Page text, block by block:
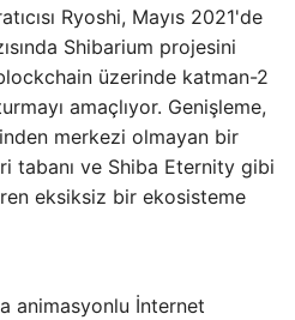
Ryoshi, Mayıs 2021'de
Shibarium projesini
üzerinde katman-2
amaçlıyor. Genişleme,
merkezi olmayan bir
tabanı ve Shiba Eternity gibi
eksiksiz bir ekosisteme
animasyonlu İnternet